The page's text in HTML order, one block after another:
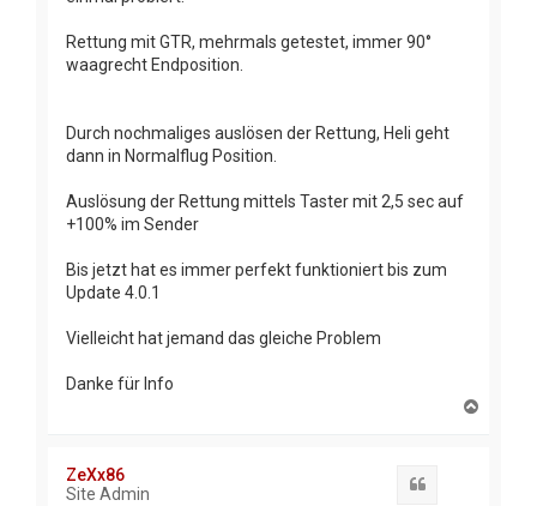
Rettung mit GTR, mehrmals getestet, immer 90°
waagrecht Endposition.
Durch nochmaliges auslösen der Rettung, Heli geht
dann in Normalflug Position.
Auslösung der Rettung mittels Taster mit 2,5 sec auf
+100% im Sender
Bis jetzt hat es immer perfekt funktioniert bis zum
Update 4.0.1
Vielleicht hat jemand das gleiche Problem
Danke für Info
ZeXx86
Site Admin